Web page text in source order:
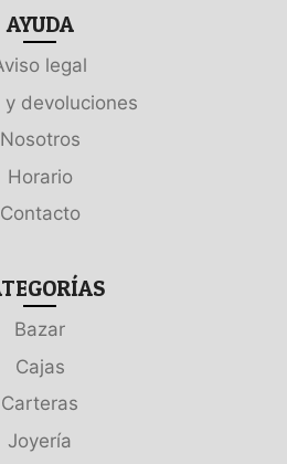
AYUDA
legal
y devoluciones
Nosotros
Horario
Contacto
Bazar
Cajas
Carteras
Joyería